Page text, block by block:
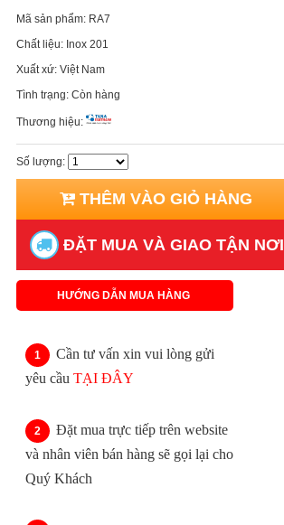
Mã sản phẩm: RA7
Chất liệu: Inox 201
Xuất xứ: Việt Nam
Tình trạng: Còn hàng
Thương hiệu:
Số lượng:
THÊM VÀO GIỎ HÀNG
ĐẶT MUA VÀ GIAO TẬN NƠI
HƯỚNG DẪN MUA HÀNG
Cần tư vấn xin vui lòng gửi
yêu cầu TẠI ĐÂY
Đặt mua trực tiếp trên website
và nhân viên bán hàng sẽ gọi lại cho
Quý Khách